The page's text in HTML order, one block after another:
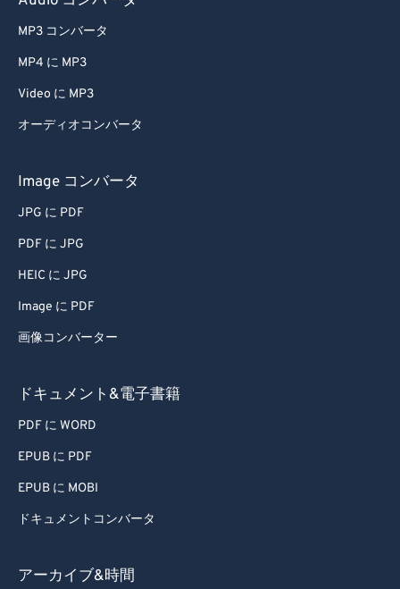
MP3 コンバータ
MP4 に MP3
Video に MP3
オーディオコンバータ
Image コンバータ
JPG に PDF
PDF に JPG
HEIC に JPG
Image に PDF
画像コンバーター
ドキュメント&電子書籍
PDF に WORD
EPUB に PDF
EPUB に MOBI
ドキュメントコンバータ
アーカイブ&時間